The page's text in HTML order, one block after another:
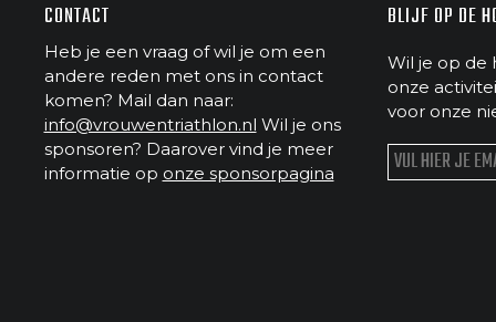
CONTACT
Heb je een vraag of wil je om een
andere reden met ons in contact
komen? Mail dan naar:
info@vrouwentriathlon.nl Wil je ons
sponsoren? Daarover vind je meer
informatie op onze sponsorpagina
BLIJF OP DE
Wil je op de
onze
voor onze